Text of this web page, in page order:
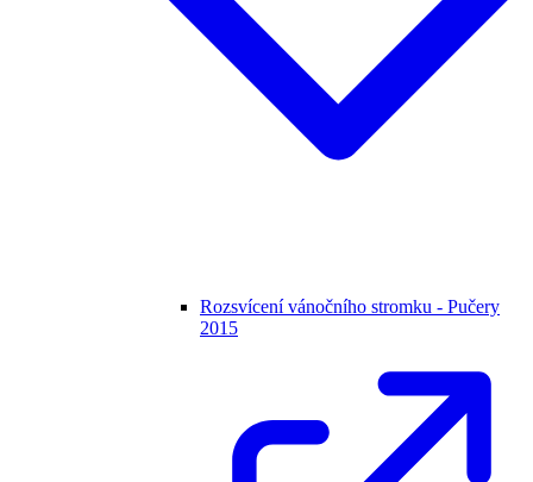
Rozsvícení vánočního stromku - Pučery
2015